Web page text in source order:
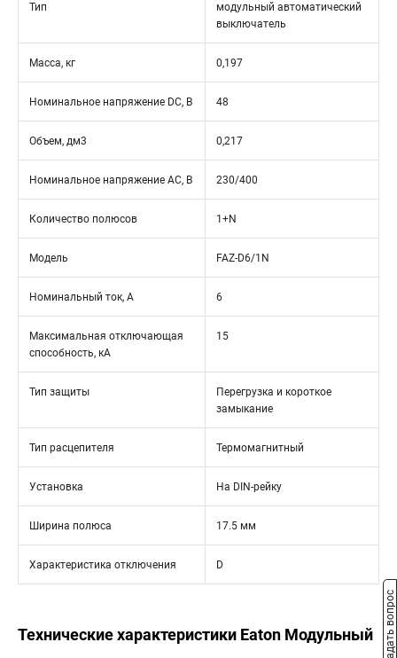
Тип
модульный автоматический
выключатель
Масса, кг 0,197
Номинальное напряжение DC, В 48
Объем, дм3 0,217
Номинальное напряжение АС, В 230/400
Количество полюсов 1+N
Модель FAZ-D6/1N
Номинальный ток, А 6
Максимальная отключающая
способность, кА
15
Тип защиты
Перегрузка и короткое
замыкание
Тип расцепителя Термомагнитный
Установка На DIN-рейку
Ширина полюса 17.5 мм
Характеристика отключения D
Технические характеристики Eaton Модульный
Задать вопрос